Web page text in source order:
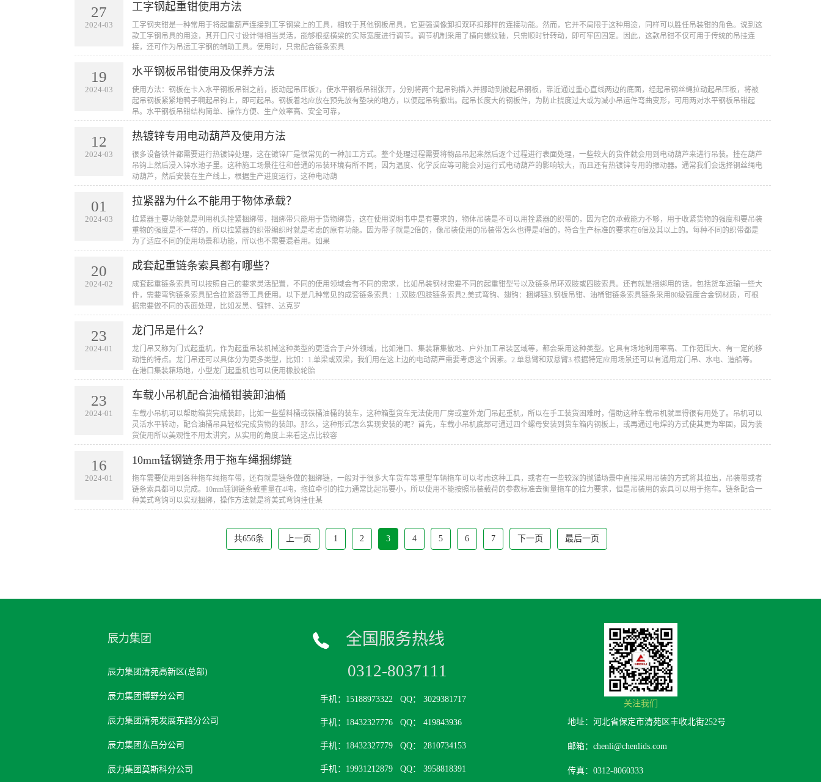
27
2024-03
工字钢起重钳使用方法
​工字钢夹钳是一种常用于将起重葫芦连接到工字钢梁上的工具，相较于其他钢板吊具，它更强调像卸扣双环扣那样的连接功能。然而，它并不局限于这种用途，同样可以胜任吊装钳的角色。说到这
款工字钢吊具的用途，其开口尺寸设计得相当灵活，能够根据横梁的实际宽度进行调节。调节机制采用了横向螺纹轴，只需顺时针转动，即可牢固固定。因此，这款吊钳不仅可用于传统的吊挂连
接，还可作为吊运工字钢的辅助工具。使用时，只需配合链条索具
19
2024-03
水平钢板吊钳使用及保养方法
​使用方法：钢板在卡入水平钢板吊钳之前，扳动起吊压板2，使水平钢板吊钳张开，分别将两个起吊钩插入并挪动到被起吊钢板，靠近通过重心直线两边的底面，经起吊钢丝绳拉动起吊压板，将被
起吊钢板紧紧地鸭子啊起吊钩上，即可起吊。钢板着地应放在预先放有垫块的地方，以便起吊钩撤出。起吊长度大的钢板件，为防止挠度过大或为减小吊运件弯曲变形，可用两对水平钢板吊钳起
吊。水平钢板吊钳结构简单、操作方便、生产效率高、安全可靠，
12
2024-03
热镀锌专用电动葫芦及使用方法
​很多设备铁件都需要进行热镀锌处理，这在镀锌厂是很常见的一种加工方式。整个处理过程需要将物品吊起来然后逐个过程进行表面处理，一些较大的货件就会用到电动葫芦来进行吊装。挂在葫芦
吊钩上然后浸入锌水池子里。这种施工场景往往和普通的吊装环境有所不同，因为温度、化学反应等可能会对运行式电动葫芦的影响较大，而且还有热镀锌专用的振动器。通常我们会选择钢丝绳电
动葫芦，然后安装在生产线上，根据生产进度运行，这种电动葫
01
2024-03
拉紧器为什么不能用于物体承载？
​拉紧器主要功能就是利用机头拴紧捆绑带，捆绑带只能用于货物绑货，这在使用说明书中是有要求的，物体吊装是不可以用拴紧器的织带的，因为它的承载能力不够，用于收紧货物的强度和要吊装
重物的强度是不一样的，所以拉紧器的织带编织时就是考虑的原有功能。因为带子就是2倍的，像吊装使用的吊装带怎么也得是4倍的，符合生产标准的要求在6倍及其以上的。每种不同的织带都是
为了适应不同的使用场景和功能，所以也不需要混着用。如果
20
2024-02
成套起重链条索具都有哪些？
​成套起重链条索具可以按照自己的要求灵活配置，不同的使用领域会有不同的需求，比如吊装钢材需要不同的起重钳型号以及链条吊环双肢或四肢索具。还有就是捆绑用的话，包括货车运输一些大
件，需要弯钩链条索具配合拉紧器等工具使用。以下是几种常见的成套链条索具：1.双肢/四肢链条索具2.美式弯钩、翅钩：捆绑链3.钢板吊钳、油桶钳链条索具链条采用80级强度合金钢材质，可根
据需要做不同的表面处理，比如发黑、镀锌、达克罗
23
2024-01
龙门吊是什么？
​龙门吊又称为门式起重机，作为起重吊装机械这种类型的更适合于户外领域，比如港口、集装箱集散地、户外加工吊装区域等，都会采用这种类型。它具有场地利用率高、工作范围大、有一定的移
动性的特点。龙门吊还可以具体分为更多类型，比如：1.单梁或双梁，我们用在这上边的电动葫芦需要考虑这个因素。2.单悬臂和双悬臂3.根据特定应用场景还可以有通用龙门吊、水电、造船等。
在港口集装箱场地，小型龙门起重机也可以使用橡胶轮胎
23
2024-01
车载小吊机配合油桶钳装卸油桶
​车载小吊机可以帮助箱货完成装卸，比如一些塑料桶或铁桶油桶的装车，这种箱型货车无法使用厂房或室外龙门吊起重机，所以在手工装货困难时，借助这种车载吊机就显得很有用处了。吊机可以
灵活水平转动，配合油桶吊具轻松完成货物的装卸。那么，这种形式怎么实现安装的呢？首先，车载小吊机底部可通过四个螺母安装到货车箱内钢板上，或再通过电焊的方式使其更为牢固，因为装
货使用所以美观性不用太讲究，从实用的角度上来看这点比较容
16
2024-01
10mm锰钢链条用于拖车绳捆绑链
​拖车需要使用到各种拖车绳拖车带，还有就是链条做的捆绑链，一般对于很多大车货车等重型车辆拖车可以考虑这种工具，或者在一些较深的抛锚场景中直接采用吊装的方式将其拉出，吊装带或者
链条索具都可以完成。10mm锰钢链条载重量在4吨，拖拉牵引的拉力通常比起吊要小，所以使用不能按照吊装载荷的参数标准去衡量拖车的拉力要求，但是吊装用的索具可以用于拖车。链条配合一
种美式弯钩可以实现捆绑，操作方法就是将美式弯钩挂住某
共656条 上一页 1 2 3 4 5 6 7 下一页 最后一页
辰力集团
辰力集团清苑高新区(总部)
辰力集团博野分公司
辰力集团清苑发展东路分公司
辰力集团东吕分公司
辰力集团莫斯科分公司
全国服务热线
0312-8037111
手机：15188973322 QQ： 3029381717
手机：18432327776QQ： 419843936
手机：18432327779QQ： 2810734153
手机：19931212879 QQ： 3958818391
关注我们
地址：河北省保定市清苑区丰收北街252号
邮箱：chenli@chenlids.com
传真：0312-8060333